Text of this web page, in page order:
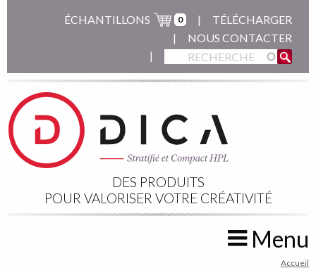
ÉCHANTILLONS 0
TÉLÉCHARGER
NOUS CONTACTER
DES PRODUITS
POUR VALORISER VOTRE CRÉATIVITÉ
Menu
Accueil